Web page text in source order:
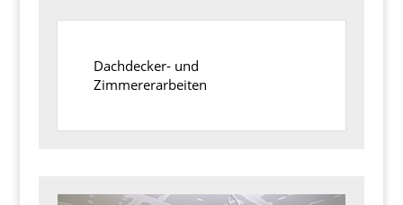
Dachdecker- und
Zimmererarbeiten